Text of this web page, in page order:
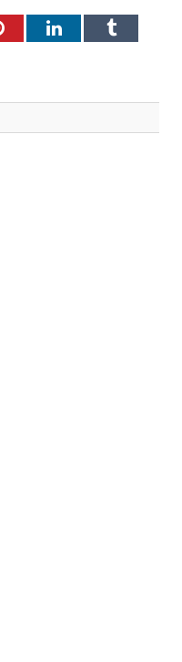
PinterestLinkedInTumblr